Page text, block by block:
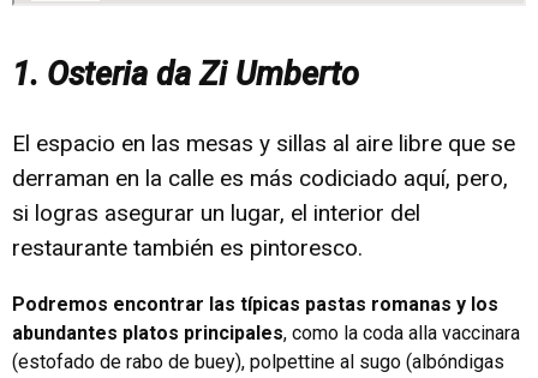
1. Osteria da Zi Umberto
El espacio en las mesas y sillas al aire libre que se
derraman en la calle es más codiciado aquí, pero,
si logras asegurar un lugar, el interior del
restaurante también es pintoresco.
Podremos encontrar las típicas pastas romanas y los
abundantes platos principales, como la coda alla vaccinara
(estofado de rabo de buey), polpettine al sugo (albóndigas